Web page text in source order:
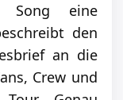
Song eine
den
an die
Crew und